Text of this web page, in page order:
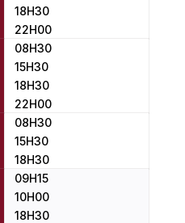
18H30
22H00
08H30
15H30
18H30
22H00
08H30
15H30
18H30
09H15
10H00
18H30